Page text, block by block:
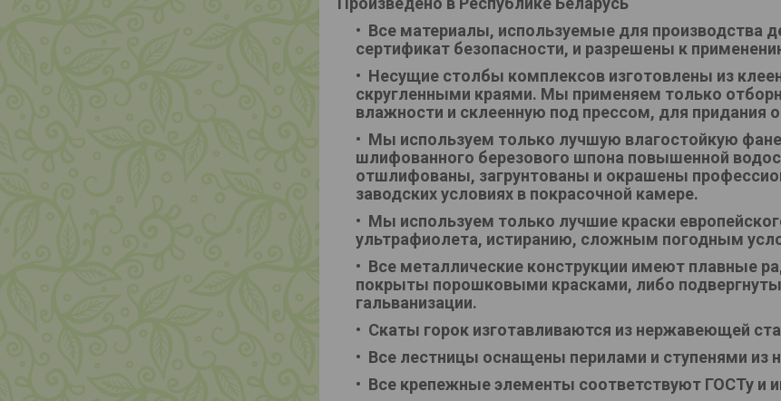
Все материалы, используемые для производства
сертификат безопасности, и разрешены к
Несущие столбы комплексов изготовлены из
скругленными краями. Мы применяем только
влажности и склеенную под прессом, для придания
Мы используем только лучшую влагостойкую
шлифованного березового шпона повышенной
отшлифованы, загрунтованы и окрашены
заводских условиях в покрасочной камере.
Мы используем только лучшие краски
ультрафиолета, истиранию, сложным погодным
Все металлические конструкции имеют плавные
покрыты порошковыми красками, либо
гальванизации.
Скаты горок изготавливаются из нержавеющей
Все лестницы оснащены перилами и ступенями из
Все крепежные элементы соответствуют ГОСТу и